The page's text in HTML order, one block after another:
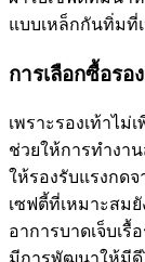
แบบเหล็กกันทิ่มที่
การเลือกซื้อร
เพราะรองเท้าไม่
ช่วยให้การทำงา
ให้รองรับแรงกดจ
เซฟตี้ที่เหมาะสม
อาการบาดเจ็บเรื้